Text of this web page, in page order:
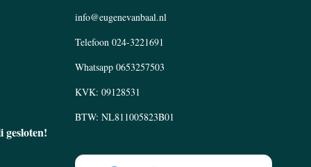
gesloten!
info@eugenevanbaal.nl
Telefoon 024-3221691
Whatsapp 0653257503
KVK: 09128531
BTW: NL811005823B01